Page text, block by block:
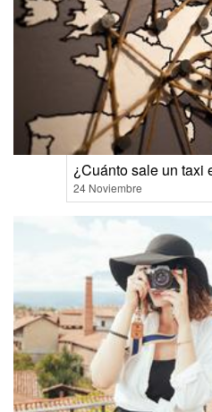
¿Cuánto sale un taxi
24 Noviembre